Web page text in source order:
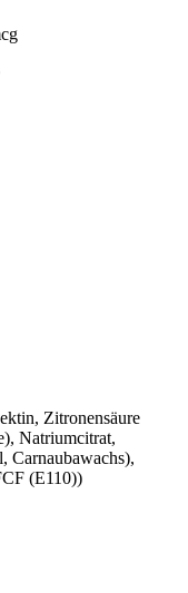
Zitronensäure
Natriumcitrat,
Carnaubawachs),
(E110))